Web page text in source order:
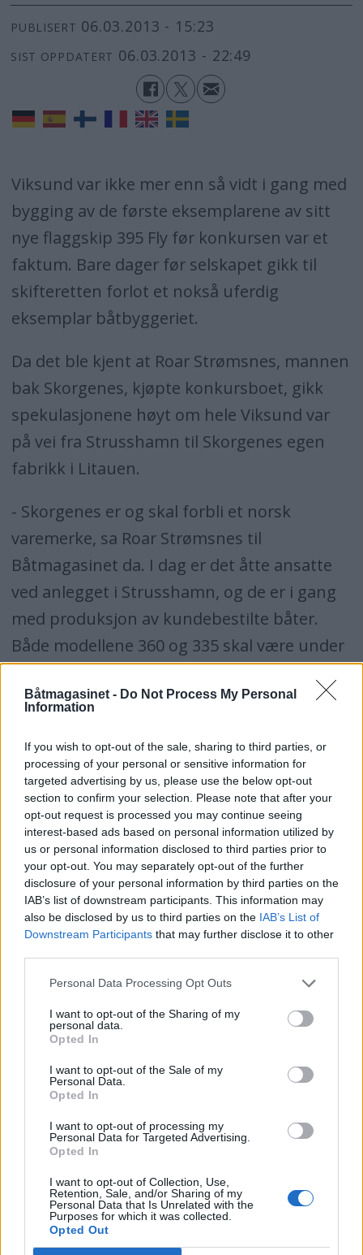
Båtmagasinet - Do Not Process My Personal
Information
If you wish to opt-out of the sale, sharing to third parties, or
processing of your personal or sensitive information for
targeted advertising by us, please use the below opt-out
section to confirm your selection. Please note that after your
opt-out request is processed you may continue seeing
interest-based ads based on personal information utilized by
us or personal information disclosed to third parties prior to
your opt-out. You may separately opt-out of the further
disclosure of your personal information by third parties on the
IAB’s list of downstream participants. This information may
also be disclosed by us to third parties on the IAB’s List of
Downstream Participants that may further disclose it to other
Personal Data Processing Opt Outs
I want to opt-out of the Sharing of my
personal data.
Opted In
I want to opt-out of the Sale of my
Personal Data.
Opted In
I want to opt-out of processing my
Personal Data for Targeted Advertising.
Opted In
I want to opt-out of Collection, Use,
Retention, Sale, and/or Sharing of my
Personal Data that Is Unrelated with the
Purposes for which it was collected.
Opted Out
PUBLISERT 06.03.2013 - 15:23
SIST OPPDATERT 06.03.2013 - 22:49
Viksund var ikke mer enn så vidt i gang med
bygging av de første eksemplarene av sitt
nye flaggskip 395 Fly før konkursen var et
faktum. Bare dager før selskapet gikk til
skifteretten forlot et nokså uferdig
eksemplar båtbyggeriet.
Da det ble kjent at Roar Strømsnes, mannen
bak Skorgenes, kjøpte konkursboet, gikk
spekulasjonene høyt om hele Viksund var
på vei fra Strusshamn til Skorgenes egen
fabrikk i Litauen.
- Skorgenes er og skal forbli et norsk
varemerke, sa Roar Strømsnes til
Båtmagasinet da. I dag er det åtte ansatte
ved anlegget i Strusshamn, og de er i gang
med produksjon av kundebestilte båter.
Både modellene 360 og 335 skal være under
bygging. Men storbåten 395 har meldt
utflytting.
- Det er en stor og kostbar båt. Det er ikke
regningssvarende å produsere den i Norge,
spesielt ikke i den kvalitet som vi ønsker.
Derfor har vi valgt å flytte den til anlegget i
Litauen, hvor vi har erfaring med bygging av
store båter, og hvor vi kan bruke adskillig
flere timer på hver båt uten at det går ut
over lønnsomheten, sier Strømsnes til
Båtmagasinet.
Annonse
Formene er brakt til Litauen, men mye nytt
er også bygget. Blant annet vil båten få en
helt ny flybridgeløsning. Den nye modellen
skulle leveres med Zeus fremdriftssystem i
Norge. Modellen fra Litauen får strake
aksler. Båten er solgt til norsk kunde.